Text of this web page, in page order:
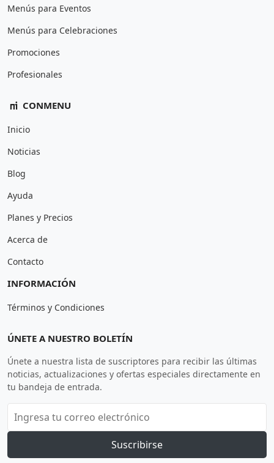
Menús para Eventos
Menús para Celebraciones
Promociones
Profesionales
CONMENU
Inicio
Noticias
Blog
Ayuda
Planes y Precios
Acerca de
Contacto
INFORMACIÓN
Términos y Condiciones
ÚNETE A NUESTRO BOLETÍN
Únete a nuestra lista de suscriptores para recibir las últimas
noticias, actualizaciones y ofertas especiales directamente en
tu bandeja de entrada.
Suscribirse